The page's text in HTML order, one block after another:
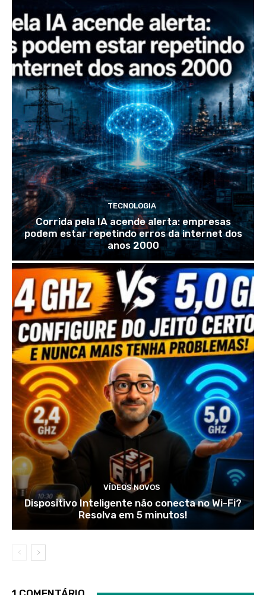
TECNOLOGIA
Corrida pela IA acende alerta: empresas
podem estar repetindo erros da internet dos
anos 2000
VÍDEOS NOVOS
Dispositivo Inteligente não conecta no Wi-Fi?
Resolva em 5 minutos!